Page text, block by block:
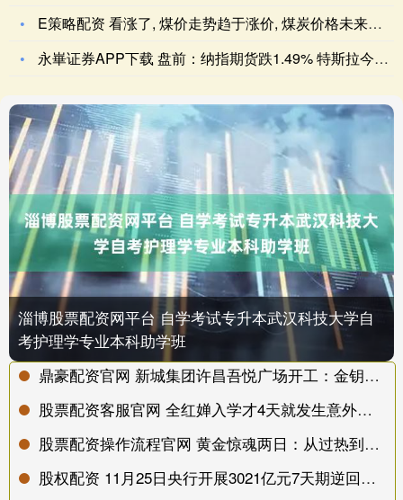
E策略配资 看涨了, 煤价走势趋于涨价, 煤炭价格未来将往何
永崋证券APP下载 盘前：纳指期货跌1.49% 特斯拉今年转
淄博股票配资网平台 自学考试专升本武汉科技大学自
考护理学专业本科助学班
鼎豪配资官网 新城集团许昌吾悦广场开工：金钥匙启幕，12.19 焕新城西消费格局
股票配资客服官网 全红婵入学才4天就发生意外！官媒发声：退不退学由她个人意愿！
股票配资操作流程官网 黄金惊魂两日：从过热到降温，行情是否进入“健康调整”？
股权配资 11月25日央行开展3021亿元7天期逆回购操作